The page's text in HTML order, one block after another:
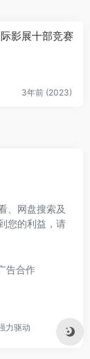
影展十部竞赛
3年前 (2023)
、网盘搜索及
您的利益，请
告合作
力驱动